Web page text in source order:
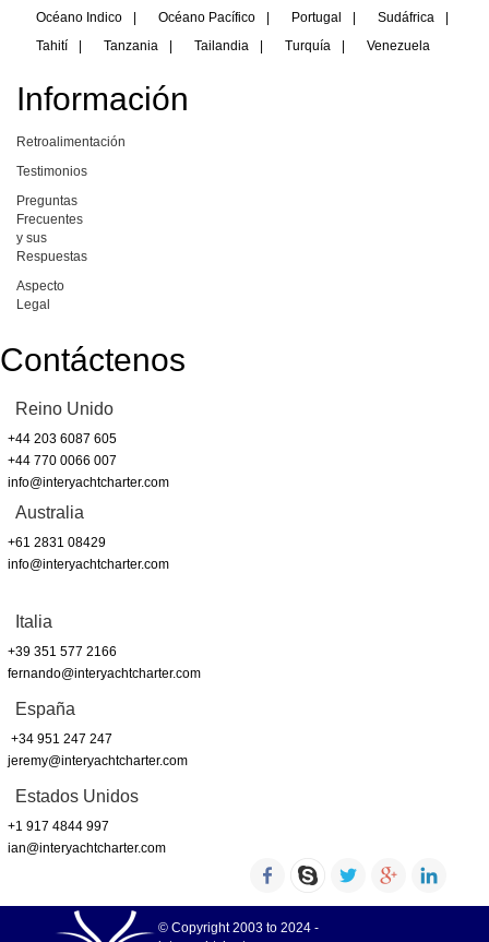
Océano Indico
| Océano Pacífico | Portugal | Sudáfrica
|
Tahití
| Tanzania | Tailandia | Turquía | Venezuela
Información
Retroalimentación
Testimonios
Preguntas
Frecuentes
y sus
Respuestas
Aspecto
Legal
Contáctenos
Reino Unido
+44 203 6087 605
+44 770 0066 007
info@interyachtcharter.com
Australia
+61 2831 08429
info@interyachtcharter.com
Italia
+39 351 577 2166
fernando@interyachtcharter.com
España
+34 951 247 247
jeremy@interyachtcharter.com
Estados Unidos
+1 917 4844 997
ian@interyachtcharter.com
© Copyright 2003 to 2024 -